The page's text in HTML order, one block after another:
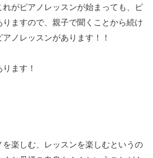
がピアノレッスンが始まっても、ピ
ますので、親子で聞くことから続け
ノレッスンがあります！！
ます！
楽しむ、レッスンを楽しむというの